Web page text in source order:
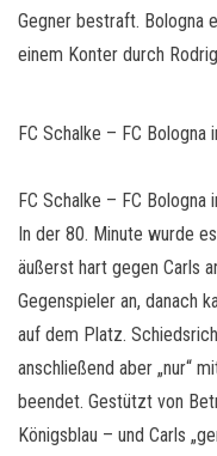
Gegner bestraft. Bologna
einem Konter durch
FC Schalke – FC Bologna
FC Schalke – FC Bologna
In der 80. Minute wurde
äußerst hart gegen Carls
Gegenspieler an, danach
auf dem Platz.
anschließend aber „nur“
beendet. Gestützt von
Königsblau – und Carls